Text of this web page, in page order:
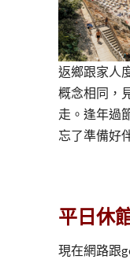
返鄉跟家人
概念相同，
走。逢年過
忘了準備好
平日休
現在網路跟